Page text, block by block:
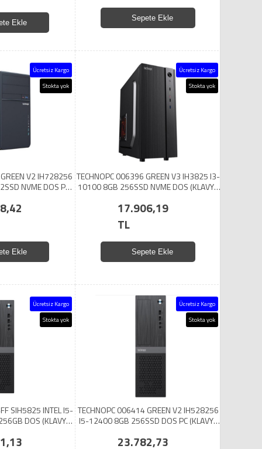
Ekle
Sepete Ekle
Ücretsiz Kargo
Stokta yok
V2 IH728256
NVME DOS PC
Ekle
Ücretsiz Kargo
Stokta yok
TECHNOPC 006396 GREEN V3 IH3825 I3-
10100 8GB 256SSD NVME DOS (KLAVYE
17.906,19
TL
Sepete Ekle
Ücretsiz Kargo
Stokta yok
SIH5825 INTEL I5-
DOS (KLAVYE
Ücretsiz Kargo
Stokta yok
TECHNOPC 006414 GREEN V2 IH528256
I5-12400 8GB 256SSD DOS PC (KLAVYE
23.782,73